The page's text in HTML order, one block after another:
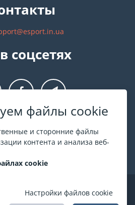
файлы cookie
и сторонние файлы
контента и анализа веб-
cookie
Настройки файлов cookie
соцсетях
.in.ua
афиша Киева и других
продаются официально. Мы
с кассами.